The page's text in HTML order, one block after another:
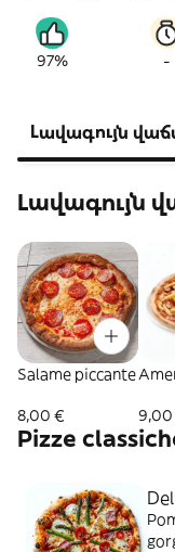
97% -
Լավագույն
Լավագույն
Salame piccante
8,00 € 9,00
Pizze